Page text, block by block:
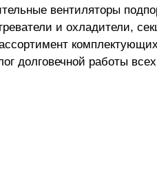
вентиляторы
и охладители,
долговечной работы всех